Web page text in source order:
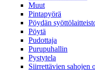
Muut
Pintapyörä
Pöydän
Pöytä
Pudottaja
Purupuhallin
Pystytela
Siirrettävien sahojen